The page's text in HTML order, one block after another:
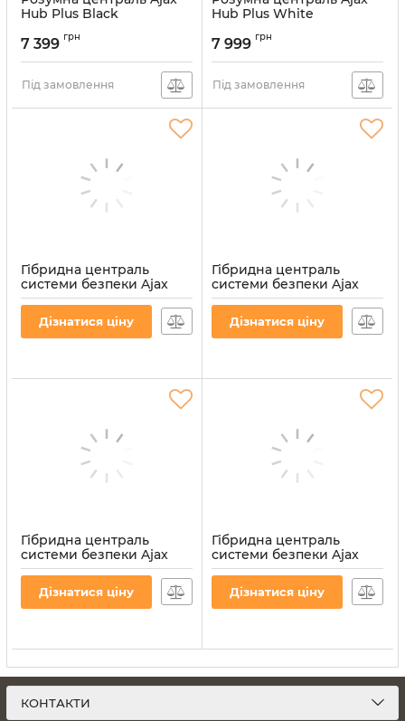
Hub Plus Black
Артикул:
7 399 грн
Під замовлення
Hub Plus White
7 999 грн
Під замовлення
Гібридна централь
системи безпеки Ajax
FIBRA Hub Hybrid (2G)
Black (34897.111.BL1)
Артикул: 000027181
Дізнатися ціну
Гібридна централь
системи безпеки Ajax
FIBRA Hub Hybrid (2G)
White (34896.111.WH1)
Артикул: 000027182
Дізнатися ціну
Гібридна централь
системи безпеки Ajax
FIBRA Hub Hybrid (4G)
White
Артикул: 000032045
Дізнатися ціну
Гібридна централь
системи безпеки Ajax
FIBRA Hub Hybrid (4G)
Black
Артикул: 000032046
Дізнатися ціну
КОНТАКТИ